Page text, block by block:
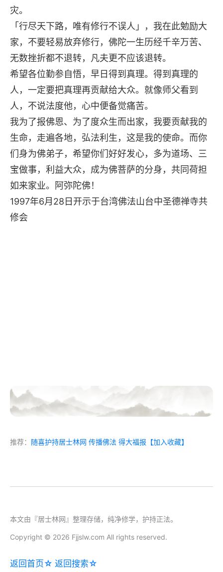
灾。
「行尽天下路，唯有修行不误人」，我在此勉励大
家，不要轻易放弃修行，佛陀一生历经千辛万苦、
无数挫折都不退转，凡夫更不应该退转。
希望各位勤参自悟，早日得到真理。得到真理的
人，一定要把真理再贡献给大众。就像师父看到
人，不说法度他，心中便备觉痛苦。
我为了报佛恩、为了度众生而出家，我要贡献我的
生命，走遍各地，弘法利生，这是我的使命。而你
们身为佛弟子，希望你们好好发心，多为道场、三
宝做事，利益大众，成为佛菩萨的分身，共同荷担
如来家业。阿弥陀佛！
1997年6月28日开示于台湾佛法山台中圣德禅寺共
修会
推荐： 随喜护持居士林网 传播佛法 得大福报 【加入收藏】
本文由『居士林网』整理存储，纯净修学，护持正法。
Copyright © 2026 Fjjslw.com All rights reserved.
返回首页☆ 返回搜索☆